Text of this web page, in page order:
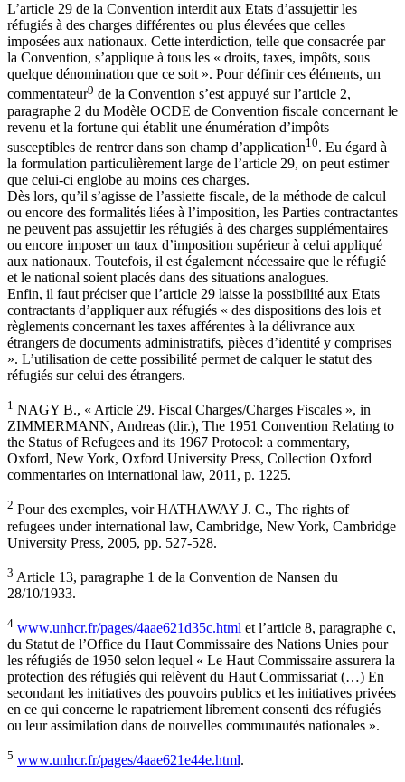
L’article 29 de la Convention interdit aux Etats d’assujettir les
réfugiés à des charges différentes ou plus élevées que celles
imposées aux nationaux. Cette interdiction, telle que consacrée par
la Convention, s’applique à tous les « droits, taxes, impôts, sous
quelque dénomination que ce soit ». Pour définir ces éléments, un
commentateur9 de la Convention s’est appuyé sur l’article 2,
paragraphe 2 du Modèle OCDE de Convention fiscale concernant le
revenu et la fortune qui établit une énumération d’impôts
susceptibles de rentrer dans son champ d’application10. Eu égard à
la formulation particulièrement large de l’article 29, on peut estimer
que celui-ci englobe au moins ces charges.
Dès lors, qu’il s’agisse de l’assiette fiscale, de la méthode de calcul
ou encore des formalités liées à l’imposition, les Parties contractantes
ne peuvent pas assujettir les réfugiés à des charges supplémentaires
ou encore imposer un taux d’imposition supérieur à celui appliqué
aux nationaux. Toutefois, il est également nécessaire que le réfugié
et le national soient placés dans des situations analogues.
Enfin, il faut préciser que l’article 29 laisse la possibilité aux Etats
contractants d’appliquer aux réfugiés « des dispositions des lois et
règlements concernant les taxes afférentes à la délivrance aux
étrangers de documents administratifs, pièces d’identité y comprises
». L’utilisation de cette possibilité permet de calquer le statut des
réfugiés sur celui des étrangers.
1 NAGY B., « Article 29. Fiscal Charges/Charges Fiscales », in
ZIMMERMANN, Andreas (dir.), The 1951 Convention Relating to
the Status of Refugees and its 1967 Protocol: a commentary,
Oxford, New York, Oxford University Press, Collection Oxford
commentaries on international law, 2011, p. 1225.
2 Pour des exemples, voir HATHAWAY J. C., The rights of
refugees under international law, Cambridge, New York, Cambridge
University Press, 2005, pp. 527-528.
3 Article 13, paragraphe 1 de la Convention de Nansen du
28/10/1933.
4 www.unhcr.fr/pages/4aae621d35c.html et l’article 8, paragraphe c,
du Statut de l’Office du Haut Commissaire des Nations Unies pour
les réfugiés de 1950 selon lequel « Le Haut Commissaire assurera la
protection des réfugiés qui relèvent du Haut Commissariat (…) En
secondant les initiatives des pouvoirs publics et les initiatives privées
en ce qui concerne le rapatriement librement consenti des réfugiés
ou leur assimilation dans de nouvelles communautés nationales ».
5 www.unhcr.fr/pages/4aae621e44e.html.